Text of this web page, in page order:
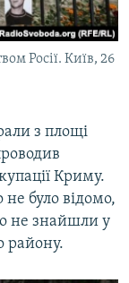
Росії. Київ, 26
з площі
Криму.
було відомо,
не знайшли у
району.